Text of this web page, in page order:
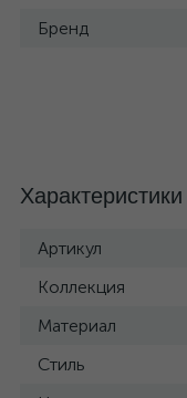
Бренд
Характеристики
Артикул
Коллекция
Материал
Стиль